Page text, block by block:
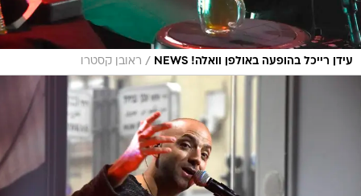
עידן רייכל בהופעה באולפן וואלה! NEWS / ראובן קסטרו